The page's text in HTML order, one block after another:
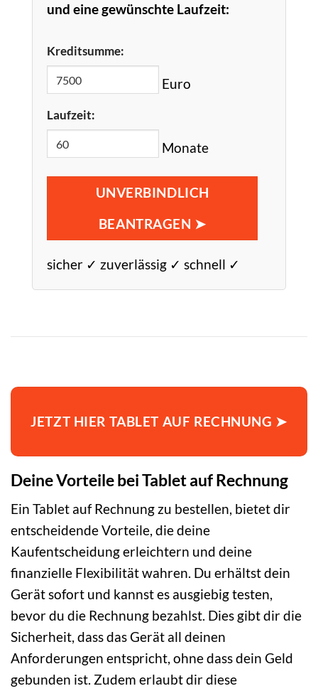
und eine gewünschte Laufzeit:
Kreditsumme:
Euro
Laufzeit:
Monate
UNVERBINDLICH
BEANTRAGEN ➤
sicher ✓ zuverlässig ✓ schnell ✓
JETZT HIER TABLET AUF RECHNUNG ➤
Deine Vorteile bei Tablet auf Rechnung
Ein Tablet auf Rechnung zu bestellen, bietet dir
entscheidende Vorteile, die deine
Kaufentscheidung erleichtern und deine
finanzielle Flexibilität wahren. Du erhältst dein
Gerät sofort und kannst es ausgiebig testen,
bevor du die Rechnung bezahlst. Dies gibt dir die
Sicherheit, dass das Gerät all deinen
Anforderungen entspricht, ohne dass dein Geld
gebunden ist. Zudem erlaubt dir diese